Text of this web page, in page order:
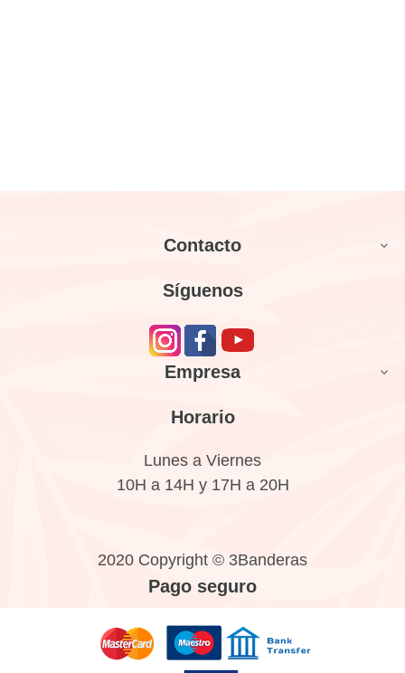
Contacto 
Síguenos
Empresa 
Horario
Lunes a Viernes
10H a 14H y 17H a 20H
2020 Copyright © 3Banderas
Pago seguro